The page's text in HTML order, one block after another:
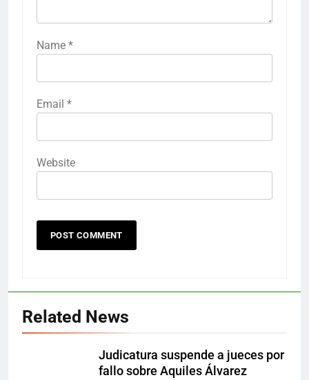
Name *
Email *
Website
Related News
Judicatura suspende a jueces por
fallo sobre Aquiles Álvarez